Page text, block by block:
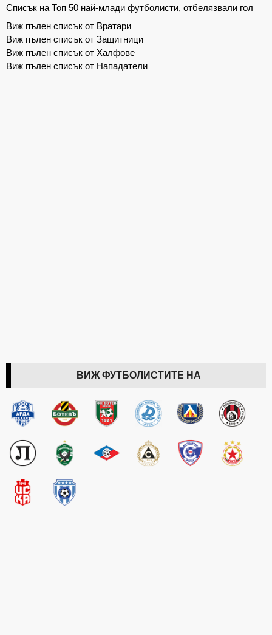
Списък на Топ 50 най-млади футболисти, отбелязвали гол
Виж пълен списък от Вратари
Виж пълен списък от Защитници
Виж пълен списък от Халфове
Виж пълен списък от Нападатели
ВИЖ ФУТБОЛИСТИТЕ НА